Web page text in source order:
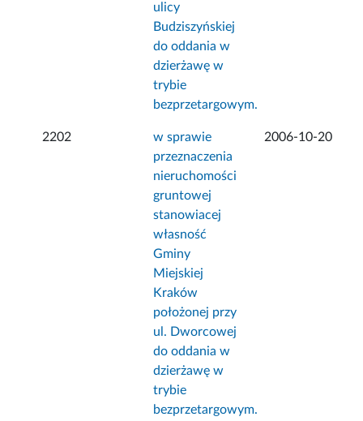
ulicy
Budziszyńskiej
do oddania w
dzierżawę w
trybie
bezprzetargowym.
2202
w sprawie
przeznaczenia
nieruchomości
gruntowej
stanowiacej
własność
Gminy
Miejskiej
Kraków
położonej przy
ul. Dworcowej
do oddania w
dzierżawę w
trybie
bezprzetargowym.
2006-10-20